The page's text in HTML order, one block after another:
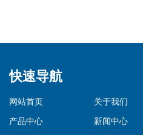
快速导航
网站首页
关于我们
产品中心
新闻中心